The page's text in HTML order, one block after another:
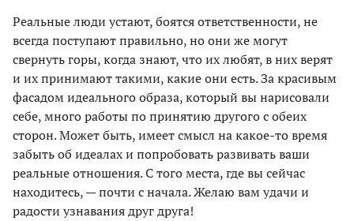
Реальные люди устают, боятся ответственности, не
всегда поступают правильно, но они же могут
свернуть горы, когда знают, что их любят, в них верят
и их принимают такими, какие они есть. За красивым
фасадом идеального образа, который вы нарисовали
себе, много работы по принятию другого с обеих
сторон. Может быть, имеет смысл на какое-то время
забыть об идеалах и попробовать развивать ваши
реальные отношения. С того места, где вы сейчас
находитесь, — почти с начала. Желаю вам удачи и
радости узнавания друг друга!